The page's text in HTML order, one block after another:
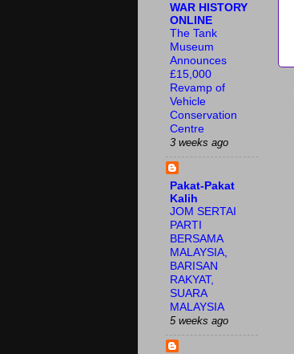
WAR HISTORY
ONLINE
The Tank
Museum
Announces
£15,000
Revamp of
Vehicle
Conservation
Centre
3 weeks ago
Pakat-Pakat
Kalih
JOM SERTAI
PARTI
BERSAMA
MALAYSIA,
BARISAN
RAKYAT,
SUARA
MALAYSIA
5 weeks ago